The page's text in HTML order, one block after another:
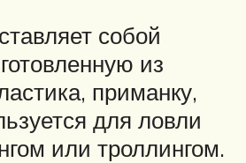
собой
из
приманку,
для ловли
или троллингом.